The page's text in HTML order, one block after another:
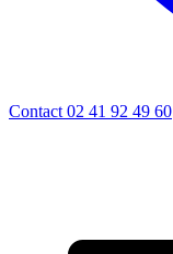
Contact 02 41 92 49 60